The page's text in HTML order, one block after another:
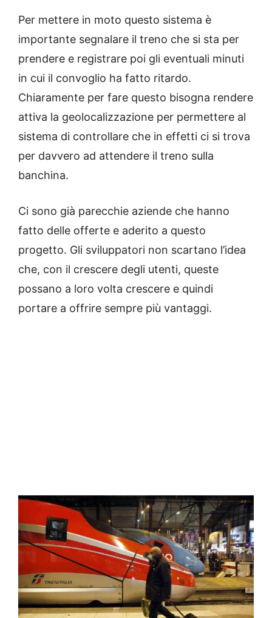
Per mettere in moto questo sistema è
importante segnalare il treno che si sta per
prendere e registrare poi gli eventuali minuti
in cui il convoglio ha fatto ritardo.
Chiaramente per fare questo bisogna rendere
attiva la geolocalizzazione per permettere al
sistema di controllare che in effetti ci si trova
per davvero ad attendere il treno sulla
banchina.
Ci sono già parecchie aziende che hanno
fatto delle offerte e aderito a questo
progetto. Gli sviluppatori non scartano l’idea
che, con il crescere degli utenti, queste
possano a loro volta crescere e quindi
portare a offrire sempre più vantaggi.